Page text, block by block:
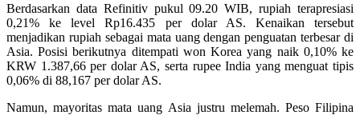
Berdasarkan data Refinitiv pukul 09.20 WIB, rupiah terapresiasi
0,21% ke level Rp16.435 per dolar AS. Kenaikan tersebut
menjadikan rupiah sebagai mata uang dengan penguatan terbesar di
Asia. Posisi berikutnya ditempati won Korea yang naik 0,10% ke
KRW 1.387,66 per dolar AS, serta rupee India yang menguat tipis
0,06% di 88,167 per dolar AS.
Namun, mayoritas mata uang Asia justru melemah. Peso Filipina